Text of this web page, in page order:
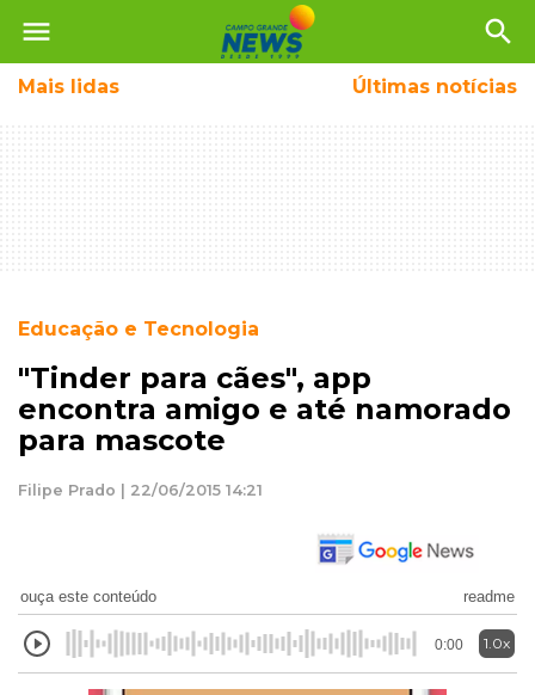
menu search
Mais lidas Últimas notícias
Educação e Tecnologia
"Tinder para cães", app
encontra amigo e até namorado
para mascote
Filipe Prado | 22/06/2015 14:21
ouça este conteúdo readme
0:00 1.0x